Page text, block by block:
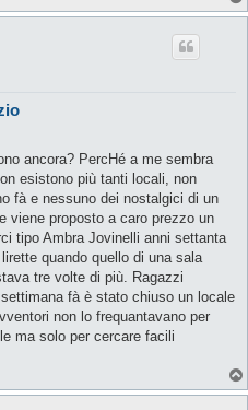
ancora? PercHé a me sembra
esistono più tanti locali, non
fà e nessuno dei nostalgici di un
viene proposto a caro prezzo un
tipo Ambra Jovinelli anni settanta
quando quello di una sala
tre volte di più. Ragazzi
fà è stato chiuso un locale
non lo frequantavano per
ma solo per cercare facili